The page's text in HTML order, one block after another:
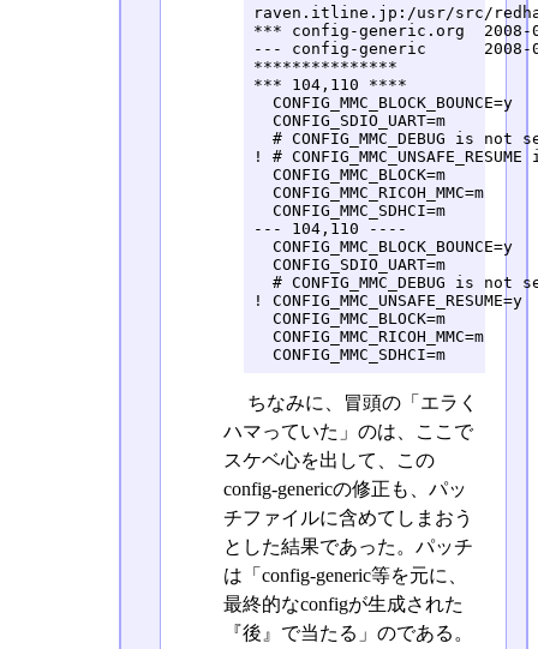
raven.itline.jp:/usr/src/
*** config-generic.org	2008-05-20 17:19:52.000000000 +0900
--- config-generic	2008-07-03 12:47:22.000000000 +0900
***************
*** 104,110 ****
  CONFIG_MMC_BLOCK_BOUNCE=y
  CONFIG_SDIO_UART=m
# CONFIG_MMC_DEBUG is not
! #
  CONFIG_MMC_BLOCK=m
  CONFIG_MMC_RICOH_MMC=m
  CONFIG_MMC_SDHCI=m
--- 104,110 ----
  CONFIG_MMC_BLOCK_BOUNCE=y
  CONFIG_SDIO_UART=m
# CONFIG_MMC_DEBUG is not
! CONFIG_MMC_UNSAFE_RESUME=y
  CONFIG_MMC_BLOCK=m
  CONFIG_MMC_RICOH_MMC=m
  CONFIG_MMC_SDHCI=m
ちなみに、冒頭の「エラく
ハマっていた」のは、ここで
スケベ心を出して、この
config-genericの修正も、パッ
チファイルに含めてしまおう
とした結果であった。パッチ
は「config-generic等を元に、
最終的なconfigが生成された
『後』で当たる」のである。